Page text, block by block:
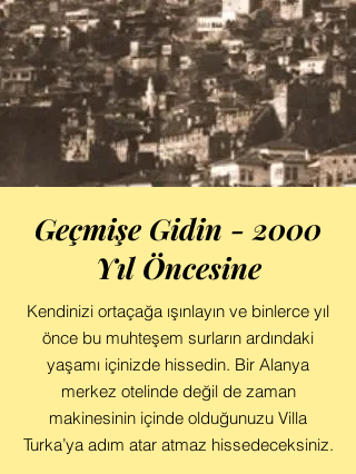
Geçmişe Gidin - 2000
Yıl Öncesine
Kendinizi ortaçağa ışınlayın ve binlerce yıl
önce bu muhteşem surların ardındaki
yaşamı içinizde hissedin. Bir Alanya
merkez otelinde değil de zaman
makinesinin içinde olduğunuzu Villa
Turka’ya adım atar atmaz hissedeceksiniz.